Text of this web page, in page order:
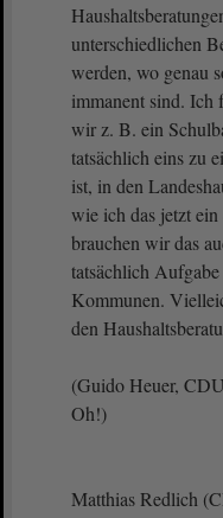
unterschiedlichen
werden, wo genau
immanent sind. Ich
wir z. B. ein
tatsächlich eins zu
ist, in den
wie ich das jetzt
brauchen wir das
tatsächlich
Kommunen.
den
(Guido Heuer,
Oh!)
Matthias Redlich